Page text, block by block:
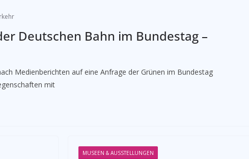
Deutschen Bahn im Bundestag –
Medienberichten auf eine Anfrage der Grünen im Bundestag
mit
MUSEEN & AUSSTELLUNGEN